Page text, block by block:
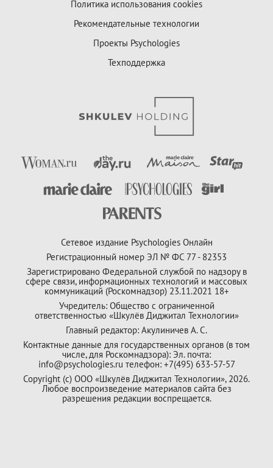
Политика использования cookies
Рекомендательные технологии
Проекты Psychologies
Техподдержка
Сетевое издание Psychologies Онлайн
Регистрационный номер ЭЛ № ФС 77 - 82353
Зарегистрировано Федеральной службой по надзору в
сфере связи, информационных технологий и массовых
коммуникаций (Роскомнадзор) 23.11.2021 18+
Учредитель: Общество с ограниченной
ответственностью «Шкулёв Диджитал Технологии»
Главный редактор: Акулиничев А. С.
Контактные данные для государственных органов (в том
числе, для Роскомнадзора): Эл. почта:
info@psychologies.ru телефон: +7(495) 633-57-57
Copyright (с) ООО «Шкулёв Диджитал Технологии», 2026.
Любое воспроизведение материалов сайта без
разрешения редакции воспрещается.